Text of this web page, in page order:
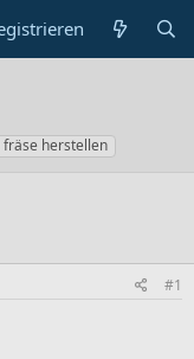
fräse herstellen
#1